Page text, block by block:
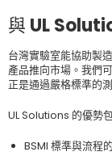
與 UL
台灣實驗室能協助製
產品推向市場。我們
正是通過嚴格標準的
UL Solutions 的優勢
BSMI 標準與流程